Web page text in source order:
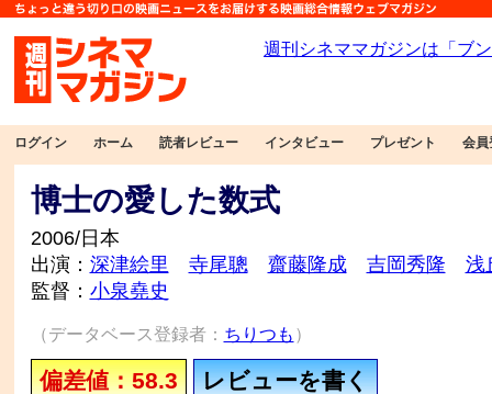
ログイン ホーム 読者レビュー インタビュー プレゼント 会員
博士の愛した数式
2006/日本
出演： 深津絵里 寺尾聰 齋藤隆成 吉岡秀隆
浅
監督： 小泉堯史
（データベース登録者： ちりつも ）
偏差値：58.3 レビューを書く